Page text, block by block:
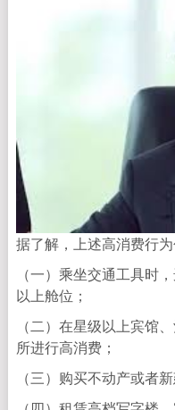
据了解，上述高消费行为
（一）乘坐交通工具时
以上舱位；
（二）在星级以上宾馆
所进行高消费；
（三）购买不动产或者